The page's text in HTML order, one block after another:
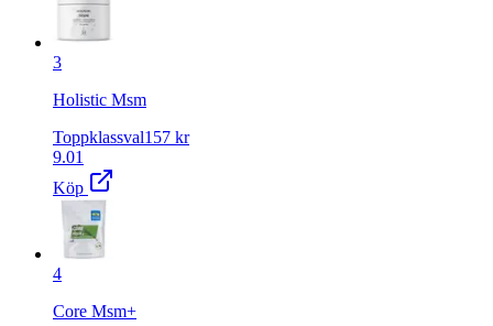
3
Holistic Msm
Toppklassval157 kr
9.01
Köp
4
Core Msm+